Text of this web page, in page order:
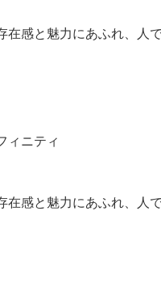
在感と魅力にあふれ、人
ィニティ
在感と魅力にあふれ、人